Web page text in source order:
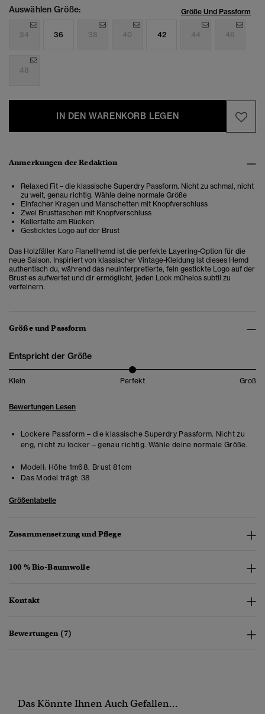
Auswählen Größe: Größe Und Passform
34 36 38 40 42 44 46
48
IN DEN WARENKORB LEGEN
Anmerkungen der Redaktion
Relaxed Fit – die klassische Superdry Passform. Nicht zu schmal, nicht
zu weit, genau richtig. Wähle deine normale Größe
Einfacher Kragen und Manschetten mit Knopfverschluss
Zwei Brusttaschen mit Knopfverschluss
Kellerfalte am Rücken
Gesticktes Logo auf der Brust
Das Holzfäller Karo Flanellhemd ist die perfekte Layering-Option für die
neue Saison. Inspiriert von klassischer Vintage-Kleidung ist dieses Hemd
authentisch du, während das neuinterpretierte, fein gestickte Logo auf der
Brust es aufwertet und dir ermöglicht, jeden Look mühelos subtil zu
verfeinern.
Größe und Passform
Entspricht der Größe
Klein Perfekt Groß
Bewertungen Lesen
Lockere Passform – die klassische Superdry Passform. Nicht zu
eng, nicht zu locker – genau richtig. Wähle deine normale Größe.
Modell: Höhe 1m68. Brust 81cm
Das Model trägt: 38
Größentabelle
Zusammensetzung und Pflege
100 % Bio-Baumwolle
Kontakt
Bewertungen (7)
Das Könnte Ihnen Auch Gefallen...